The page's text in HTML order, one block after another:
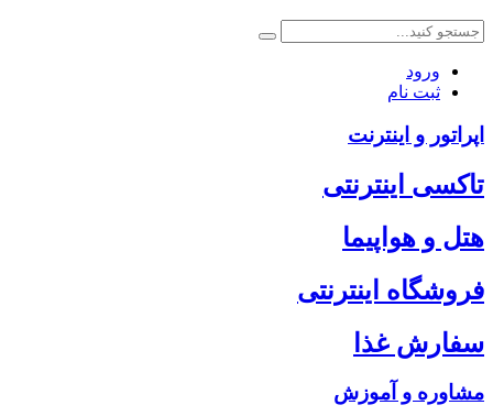
ورود
ثبت نام
اپراتور و اینترنت
تاکسی اینترنتی
هتل و هواپیما
فروشگاه اینترنتی
سفارش غذا
مشاوره و آموزش